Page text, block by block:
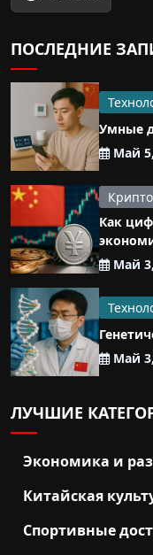
ПОСЛЕДНИЕ
Умные
Май
Как
Май
Май
ЛУЧШИЕ
Экономика и
Китайская
Спортивные